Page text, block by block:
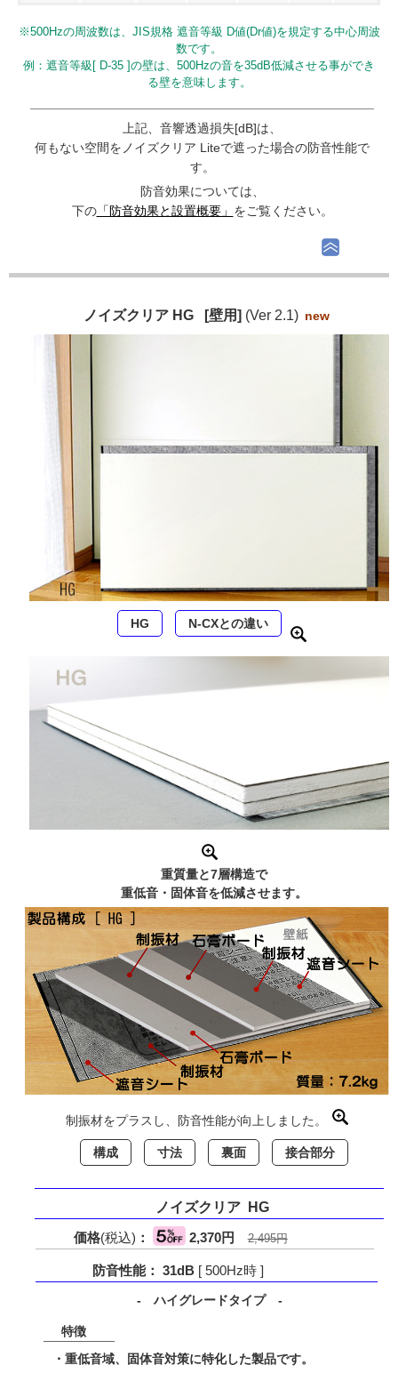
※500Hzの周波数は、JIS規格 遮音等級 D値(Dr値)を規定する中心周波
数です。
例：遮音等級[ D-35 ]の壁は、500Hzの音を35dB低減させる事ができ
る壁を意味します。
上記、音響透過損失[dB]は、
何もない空間をノイズクリア Liteで遮った場合の防音性能で
す。
防音効果については、
下の「防音効果と設置概要」 をご覧ください。
ノイズクリア HG [壁用] (Ver 2.1) new
HG N-CXとの違い
重質量と7層構造で
重低音・固体音を低減させます。
制振材をプラスし、防音性能が向上しました。
構成 寸法 裏面 接合部分
ノイズクリア HG
価格(税込) ： 2,370円2,495円
防音性能： 31dB [ 500Hz時 ]
- ハイグレードタイプ -
特徴
・重低音域、固体音対策に特化した製品です。